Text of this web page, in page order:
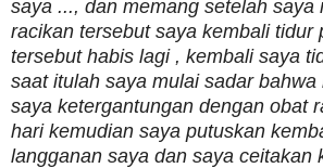
saya ..., dan memang setelah saya
racikan tersebut saya kembali tidur
tersebut habis lagi , kembali saya
saat itulah saya mulai sadar bahwa
saya ketergantungan dengan obat
hari kemudian saya putuskan
langganan saya dan saya ceitakan